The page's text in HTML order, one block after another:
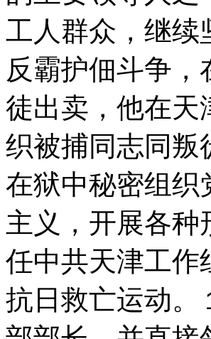
工人群众，继续
反霸护佃斗争
徒出卖，他在天
织被捕同志同叛
在狱中秘密组织
主义，开展各
任中共天津工作
抗日救亡运动。